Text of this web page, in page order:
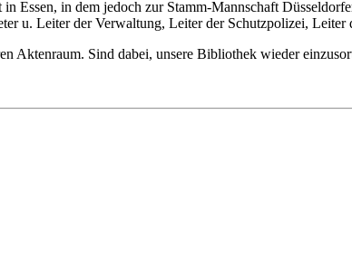
Essen, in dem jedoch zur Stamm-Mannschaft
u. Leiter der Verwaltung, Leiter der Schutzpolizei,
Aktenraum. Sind dabei, unsere Bibliothek wieder